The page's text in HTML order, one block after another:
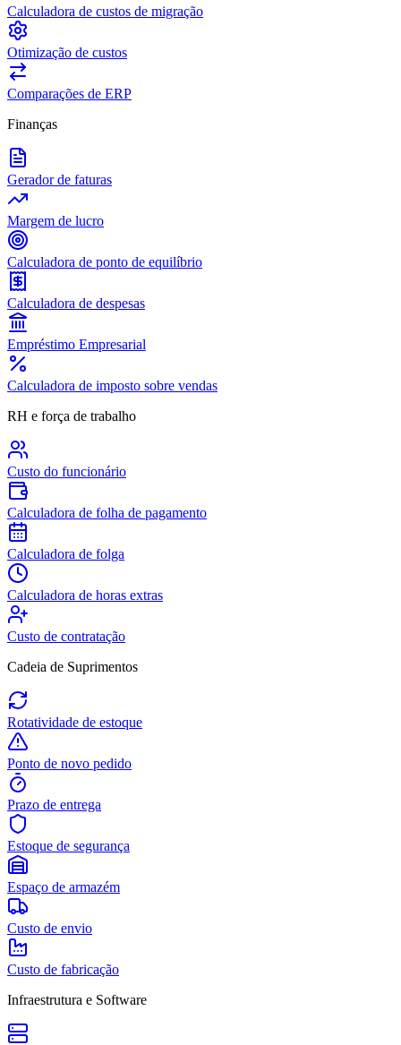
Calculadora de custos de migração
Otimização de custos
Comparações de ERP
Finanças
Gerador de faturas
Margem de lucro
Calculadora de ponto de equilíbrio
Calculadora de despesas
Empréstimo Empresarial
Calculadora de imposto sobre vendas
RH e força de trabalho
Custo do funcionário
Calculadora de folha de pagamento
Calculadora de folga
Calculadora de horas extras
Custo de contratação
Cadeia de Suprimentos
Rotatividade de estoque
Ponto de novo pedido
Prazo de entrega
Estoque de segurança
Espaço de armazém
Custo de envio
Custo de fabricação
Infraestrutura e Software